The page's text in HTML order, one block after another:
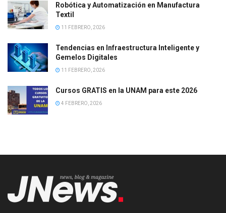
Robótica y Automatización en Manufactura
Textil
11 FEBRERO, 2026
Tendencias en Infraestructura Inteligente y
Gemelos Digitales
11 FEBRERO, 2026
Cursos GRATIS en la UNAM para este 2026
4 FEBRERO, 2026